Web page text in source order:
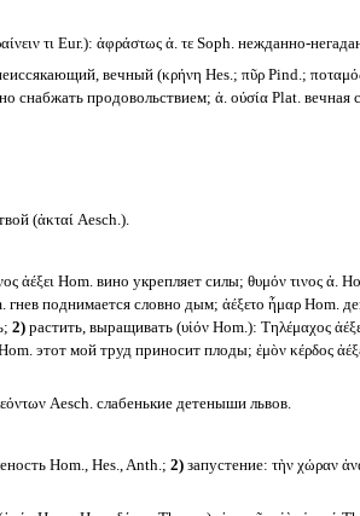
τι Eur.): ἀφράστως ἀ. τε Soph. нежданно-
вечный (κρήνη Hes.; πῦρ Pind.;
снабжать продовольствием; ἀ. ούσία Plat. вечная
(ἀκταί Aesch.).
ἀέξει Hom. вино укрепляет силы; θυμόν τινος ἀ.
гнев поднимается словно дым; ἀέξετο ἦμαρ
2)растить, выращивать (υἱόν Hom.): Τηλέμαχος
этот мой труд приносит плоды; ἐμὸν κέρδος
Aesch. слабенькие детеныши львов.
Hom., Hes., Anth.; 2)запустение: τὴν χώραν